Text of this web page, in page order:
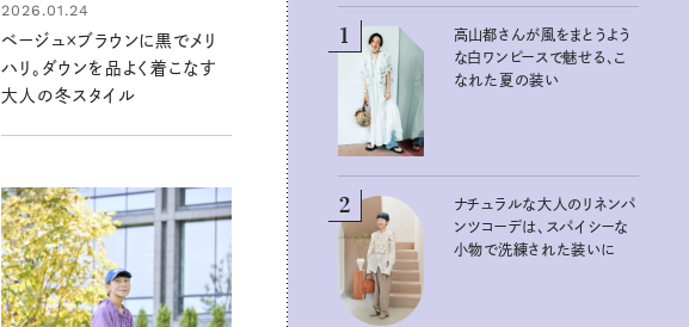
2026.01.24
ベージュ×ブラウンに黒でメリ
ハリ。ダウンを品よく着こなす
大人の冬スタイル
1
高山都さんが風をまとうよう
な白ワンピースで魅せる、こ
なれた夏の装い
2
ナチュラルな大人のリネンパ
ンツコーデは、スパイシーな
小物で洗練された装いに
1
高山都さんが風をまとうよう
な白ワンピースで魅せる、こ
なれた夏の装い
2
ナチュラルな大人のリネンパ
ンツコーデは、スパイシーな
小物で洗練された装いに